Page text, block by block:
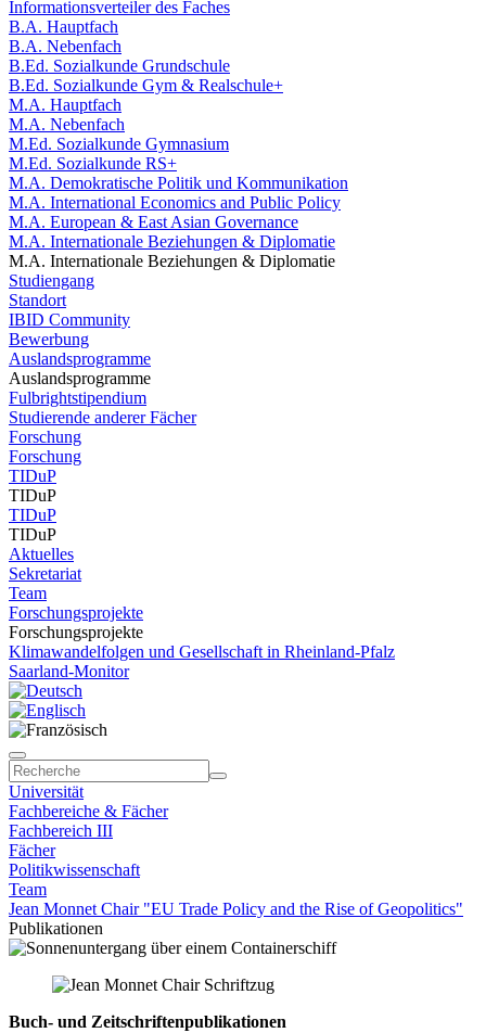
Informationsverteiler des Faches
B.A. Hauptfach
B.A. Nebenfach
B.Ed. Sozialkunde Grundschule
B.Ed. Sozialkunde Gym & Realschule+
M.A. Hauptfach
M.A. Nebenfach
M.Ed. Sozialkunde Gymnasium
M.Ed. Sozialkunde RS+
M.A. Demokratische Politik und Kommunikation
M.A. International Economics and Public Policy
M.A. European & East Asian Governance
M.A. Internationale Beziehungen & Diplomatie
M.A. Internationale Beziehungen & Diplomatie
Studiengang
Standort
IBID Community
Bewerbung
Auslandsprogramme
Auslandsprogramme
Fulbrightstipendium
Studierende anderer Fächer
Forschung
Forschung
TIDuP
TIDuP
TIDuP
TIDuP
Aktuelles
Sekretariat
Team
Forschungsprojekte
Forschungsprojekte
Klimawandelfolgen und Gesellschaft in Rheinland-Pfalz
Saarland-Monitor
Universität
Fachbereiche & Fächer
Fachbereich III
Fächer
Politikwissenschaft
Team
Jean Monnet Chair "EU Trade Policy and the Rise of Geopolitics"
Publikationen
Buch- und Zeitschriftenpublikationen